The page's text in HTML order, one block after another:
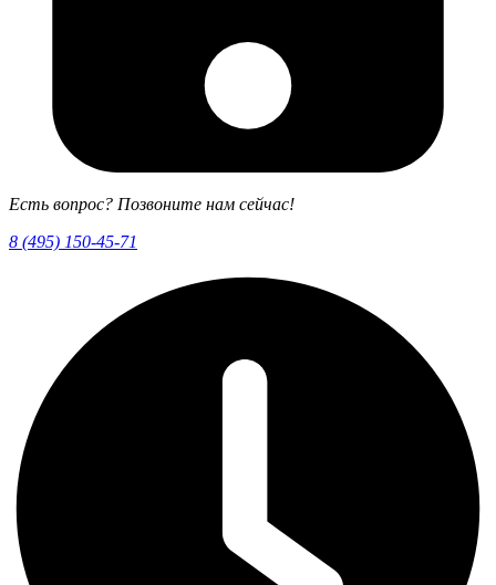
Есть вопрос? Позвоните нам сейчас!
8 (495) 150-45-71